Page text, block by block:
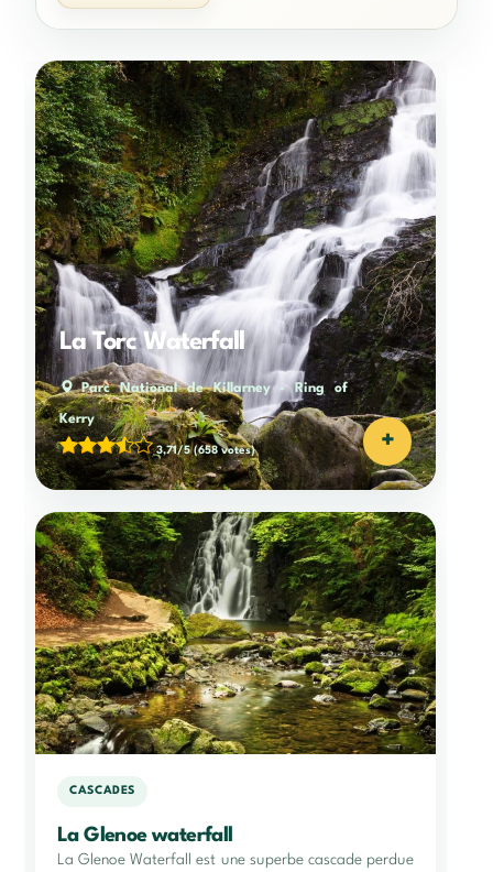
La Torc Waterfall
Parc National de Killarney-Ring of
Kerry
3,71/5(658 votes) +
CASCADES
La Glenoe waterfall
La Glenoe Waterfall est une superbe cascade perdue